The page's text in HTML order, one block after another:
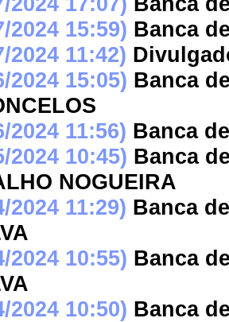
2024 15:59) Banca
2024 11:42)
2024 15:05) Banca
2024 11:56) Banca
2024 10:45) Banca
NOGUEIRA
2024 11:29) Banca
2024 10:55) Banca
2024 10:50) Banca